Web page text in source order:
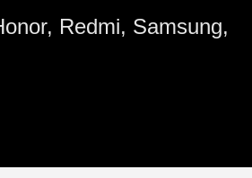
Redmi, Samsung,